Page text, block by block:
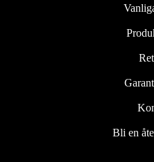
Bli en